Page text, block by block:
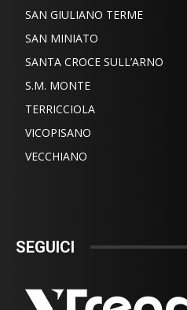
SAN GIULIANO TERME
SAN MINIATO
SANTA CROCE SULL’ARNO
S.M. MONTE
TERRICCIOLA
VICOPISANO
VECCHIANO
SEGUICI